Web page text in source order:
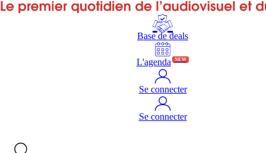
Base de deals
L'agenda NEW
Se connecter
Se connecter